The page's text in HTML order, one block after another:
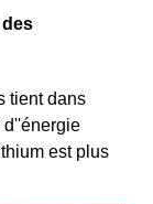
tient dans
d''énergie
est plus